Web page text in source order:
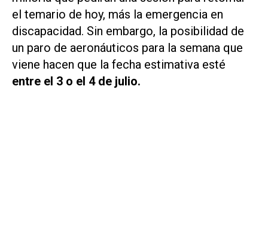
el temario de hoy, más la emergencia en
discapacidad. Sin embargo, la posibilidad de
un paro de aeronáuticos para la semana que
viene hacen que la fecha estimativa esté
entre el 3 o el 4 de julio.